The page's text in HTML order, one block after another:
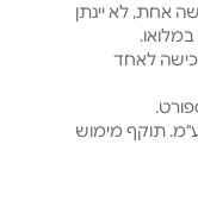
אחת, לא יינתן
לאחד
תוקף מימוש